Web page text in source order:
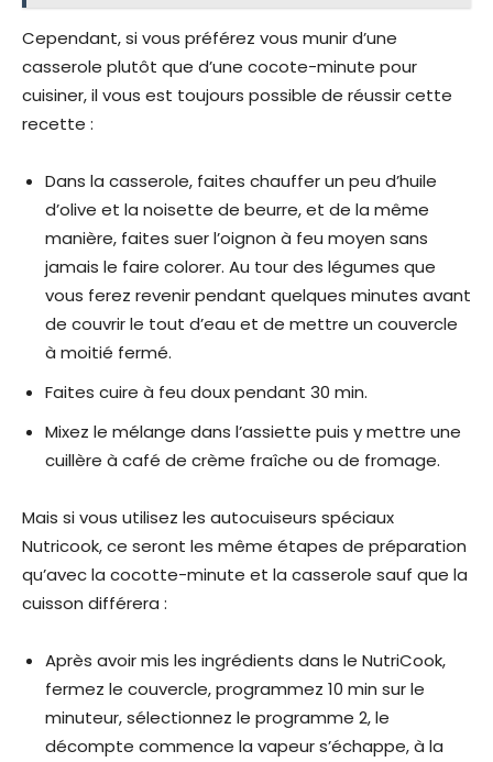
Cependant, si vous préférez vous munir d’une
casserole plutôt que d’une cocote-minute pour
cuisiner, il vous est toujours possible de réussir cette
recette :
Dans la casserole, faites chauffer un peu d’huile
d’olive et la noisette de beurre, et de la même
manière, faites suer l’oignon à feu moyen sans
jamais le faire colorer. Au tour des légumes que
vous ferez revenir pendant quelques minutes avant
de couvrir le tout d’eau et de mettre un couvercle
à moitié fermé.
Faites cuire à feu doux pendant 30 min.
Mixez le mélange dans l’assiette puis y mettre une
cuillère à café de crème fraîche ou de fromage.
Mais si vous utilisez les autocuiseurs spéciaux
Nutricook, ce seront les même étapes de préparation
qu’avec la cocotte-minute et la casserole sauf que la
cuisson différera :
Après avoir mis les ingrédients dans le NutriCook,
fermez le couvercle, programmez 10 min sur le
minuteur, sélectionnez le programme 2, le
décompte commence la vapeur s’échappe, à la